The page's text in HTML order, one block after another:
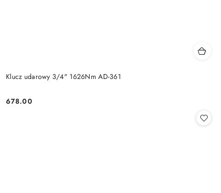
Klucz udarowy 3/4" 1626Nm AD-361
Cena:
678.00